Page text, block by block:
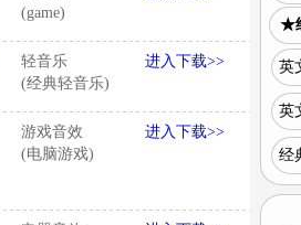
(game)
轻音乐
(经典轻音乐)
进入下载>>
游戏音效
(电脑游戏)
进入下载>>
★
英
英
经